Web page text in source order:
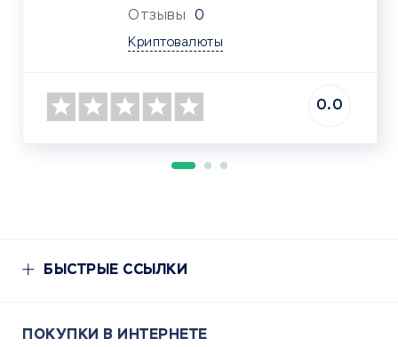
Отзывы 0
Криптовалюты
0.0
БЫСТРЫЕ ССЫЛКИ
ПОКУПКИ В ИНТЕРНЕТЕ